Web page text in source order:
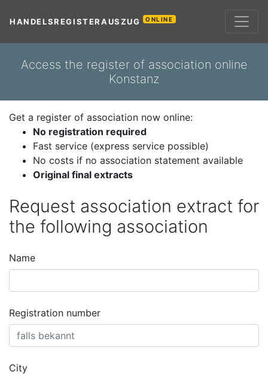
HANDELSREGISTERAUSZUG ONLINE
Access the register of association online
Konstanz
Get a register of association now online:
No registration required
Fast service (express service possible)
No costs if no association statement available
Original final extracts
Request association extract for
the following association
Name
Registration number
City